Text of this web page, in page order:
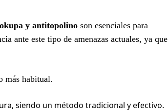
y antitopolino son esenciales para
ante este tipo de amenazas actuales, ya que
más habitual.
siendo un método tradicional y efectivo.